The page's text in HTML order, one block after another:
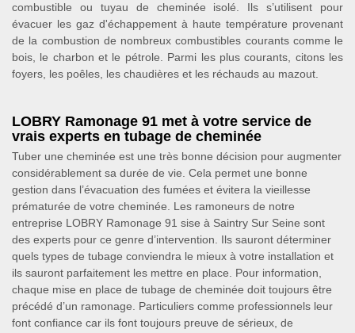
combustible ou tuyau de cheminée isolé. Ils s’utilisent pour
évacuer les gaz d'échappement à haute température provenant
de la combustion de nombreux combustibles courants comme le
bois, le charbon et le pétrole. Parmi les plus courants, citons les
foyers, les poêles, les chaudières et les réchauds au mazout.
LOBRY Ramonage 91 met à votre service de
vrais experts en tubage de cheminée
Tuber une cheminée est une très bonne décision pour augmenter
considérablement sa durée de vie. Cela permet une bonne
gestion dans l’évacuation des fumées et évitera la vieillesse
prématurée de votre cheminée. Les ramoneurs de notre
entreprise LOBRY Ramonage 91 sise à Saintry Sur Seine sont
des experts pour ce genre d’intervention. Ils sauront déterminer
quels types de tubage conviendra le mieux à votre installation et
ils sauront parfaitement les mettre en place. Pour information,
chaque mise en place de tubage de cheminée doit toujours être
précédé d’un ramonage. Particuliers comme professionnels leur
font confiance car ils font toujours preuve de sérieux, de